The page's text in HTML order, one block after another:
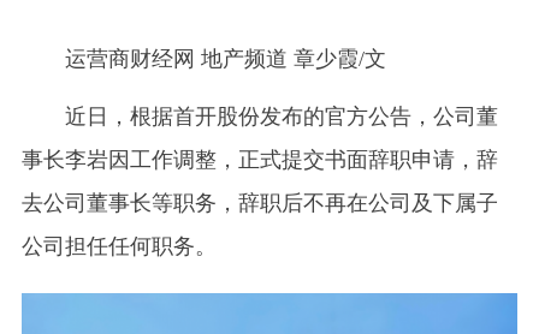
运营商财经网 地产频道 章少霞/文
近日，根据首开股份发布的官方公告，公司董
事长李岩因工作调整，正式提交书面辞职申请，辞
去公司董事长等职务，辞职后不再在公司及下属子
公司担任任何职务。